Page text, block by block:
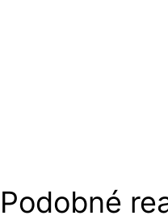
Podobné